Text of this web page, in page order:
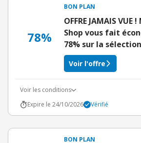
78%
BON PLAN
OFFRE JAMAIS
Shop vous fait
78% sur la
Voir l'offre
Voir les conditions
Expire le 24/10/2026
Vérifié
BON PLAN